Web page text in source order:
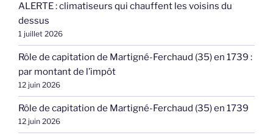
ALERTE : climatiseurs qui chauffent les voisins du
dessus
1 juillet 2026
Rôle de capitation de Martigné-Ferchaud (35) en 1739 :
par montant de l’impôt
12 juin 2026
Rôle de capitation de Martigné-Ferchaud (35) en 1739
12 juin 2026